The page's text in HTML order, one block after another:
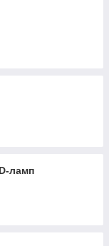
ламп